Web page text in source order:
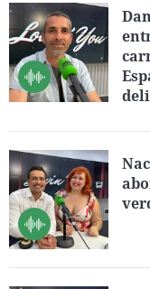
Más noticias